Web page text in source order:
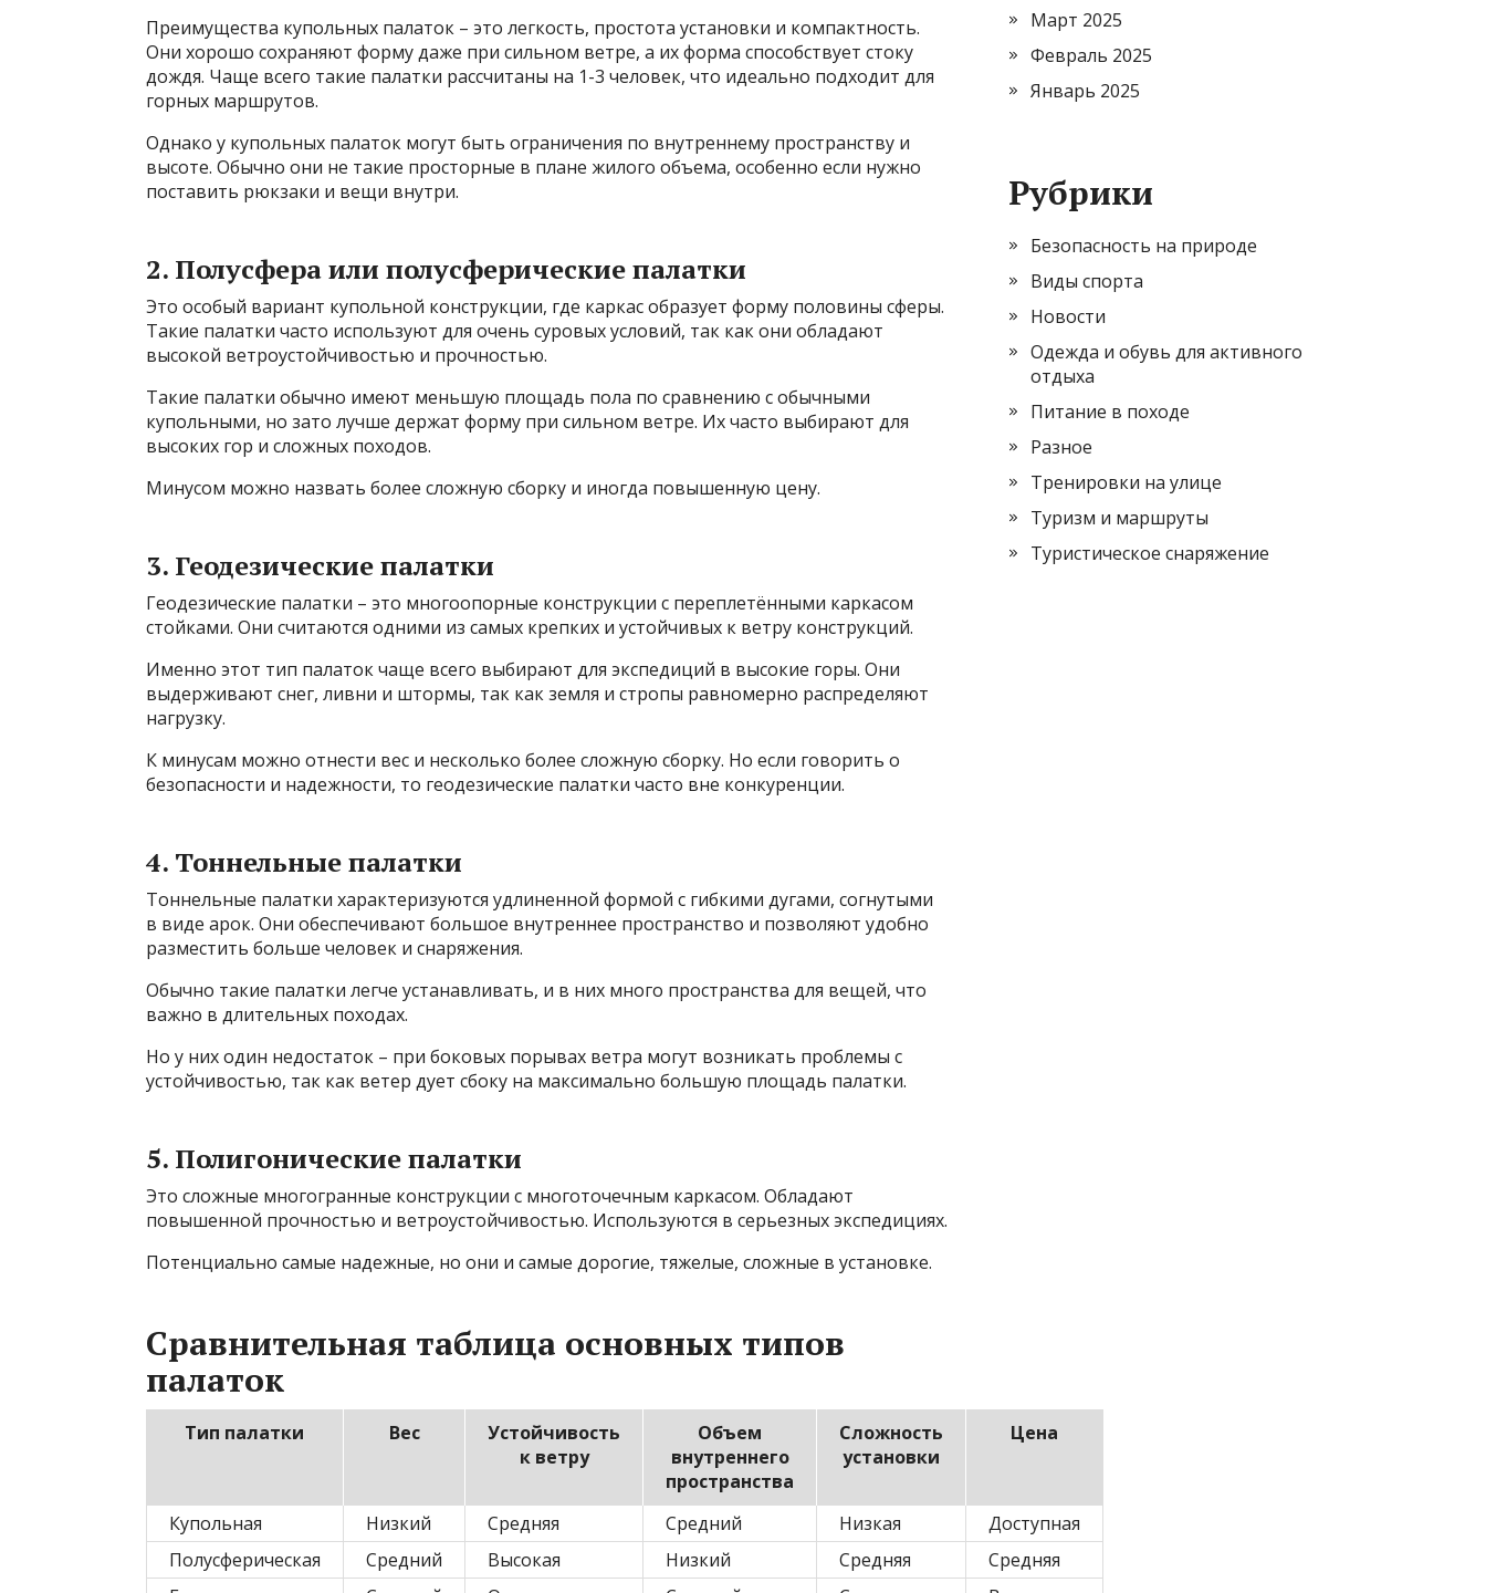
Преимущества купольных палаток – это легкость, простота установки и компактность.
Они хорошо сохраняют форму даже при сильном ветре, а их форма способствует стоку
дождя. Чаще всего такие палатки рассчитаны на 1-3 человек, что идеально подходит для
горных маршрутов.
Однако у купольных палаток могут быть ограничения по внутреннему пространству и
высоте. Обычно они не такие просторные в плане жилого объема, особенно если нужно
поставить рюкзаки и вещи внутри.
2. Полусфера или полусферические палатки
Это особый вариант купольной конструкции, где каркас образует форму половины сферы.
Такие палатки часто используют для очень суровых условий, так как они обладают
высокой ветроустойчивостью и прочностью.
Такие палатки обычно имеют меньшую площадь пола по сравнению с обычными
купольными, но зато лучше держат форму при сильном ветре. Их часто выбирают для
высоких гор и сложных походов.
Минусом можно назвать более сложную сборку и иногда повышенную цену.
3. Геодезические палатки
Геодезические палатки – это многоопорные конструкции с переплетёнными каркасом
стойками. Они считаются одними из самых крепких и устойчивых к ветру конструкций.
Именно этот тип палаток чаще всего выбирают для экспедиций в высокие горы. Они
выдерживают снег, ливни и штормы, так как земля и стропы равномерно распределяют
нагрузку.
К минусам можно отнести вес и несколько более сложную сборку. Но если говорить о
безопасности и надежности, то геодезические палатки часто вне конкуренции.
4. Тоннельные палатки
Тоннельные палатки характеризуются удлиненной формой с гибкими дугами, согнутыми
в виде арок. Они обеспечивают большое внутреннее пространство и позволяют удобно
разместить больше человек и снаряжения.
Обычно такие палатки легче устанавливать, и в них много пространства для вещей, что
важно в длительных походах.
Но у них один недостаток – при боковых порывах ветра могут возникать проблемы с
устойчивостью, так как ветер дует сбоку на максимально большую площадь палатки.
5. Полигонические палатки
Это сложные многогранные конструкции с многоточечным каркасом. Обладают
повышенной прочностью и ветроустойчивостью. Используются в серьезных экспедициях.
Потенциально самые надежные, но они и самые дорогие, тяжелые, сложные в установке.
Сравнительная таблица основных типов
палаток
Тип палатки Вес
Устойчивость
к ветру
Объем
внутреннего
пространства
Сложность
установки
Цена
Купольная Низкий Средняя Средний Низкая
Доступная
Полусферическая
Средний Высокая Низкий Средняя
Средняя
Март 2025
Февраль 2025
Январь 2025
Рубрики
Безопасность на природе
Виды спорта
Новости
Одежда и обувь для активного
отдыха
Питание в походе
Разное
Тренировки на улице
Туризм и маршруты
Туристическое снаряжение